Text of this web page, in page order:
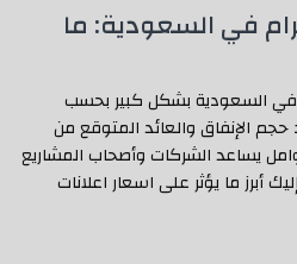
في السعودية: ما
في السعودية بشكل كبير بحسب
الإنفاق والعائد المتوقع من
يساعد الشركات وأصحاب المشاريع
أبرز ما يؤثر على اسعار اعلانات